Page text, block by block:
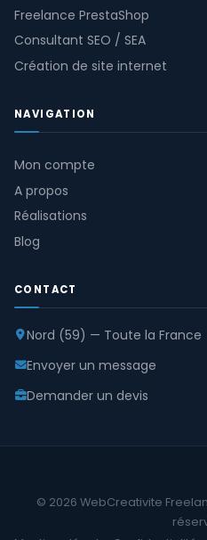
Freelance PrestaShop
Consultant SEO / SEA
Création de site internet
NAVIGATION
Mon compte
A propos
Réalisations
Blog
CONTACT
Nord (59) — Toute la France
Envoyer un message
Demander un devis
© 2026 WebCreativite